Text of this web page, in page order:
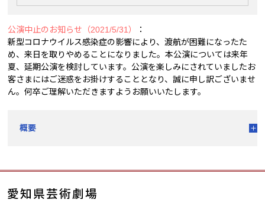
公演中止のお知らせ（2021/5/31）
：
新型コロナウイルス感染症の影響により、渡航が困難になったた
め、来日を取りやめることになりました。本公演については来年
夏、延期公演を検討しています。公演を楽しみにされていましたお
客さまにはご迷惑をお掛けすることとなり、誠に申し訳ございませ
ん。何卒ご理解いただきますようお願いいたします。
概要